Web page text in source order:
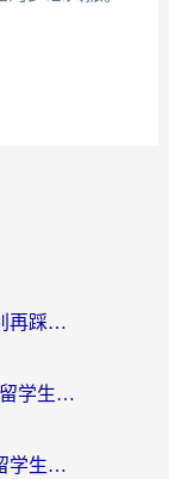
在国外怎么看国内的网站视频？别再踩坑！选对加速器秒回国内冲浪
国外可以看国内影视app吗知乎？留学生亲测有效的回国加速方案
海外可以看西瓜视频吗安全吗？留学生亲测：3步解决回国追剧难题，附靠谱加速器推荐